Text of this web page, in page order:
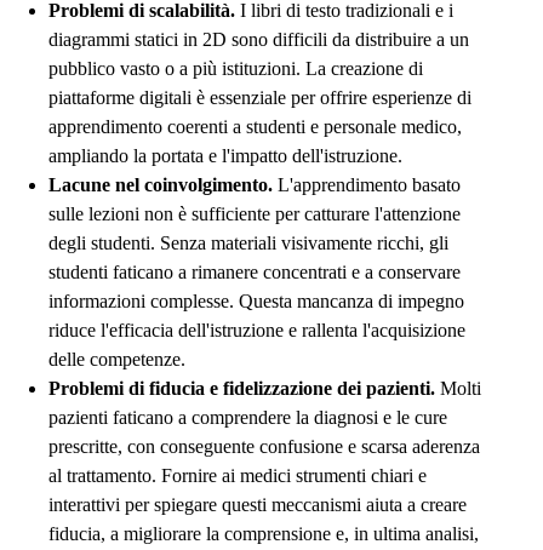
Problemi di scalabilità. I libri di testo tradizionali e i
diagrammi statici in 2D sono difficili da distribuire a un
pubblico vasto o a più istituzioni. La creazione di
piattaforme digitali è essenziale per offrire esperienze di
apprendimento coerenti a studenti e personale medico,
ampliando la portata e l'impatto dell'istruzione.
Lacune nel coinvolgimento. L'apprendimento basato
sulle lezioni non è sufficiente per catturare l'attenzione
degli studenti. Senza materiali visivamente ricchi, gli
studenti faticano a rimanere concentrati e a conservare
informazioni complesse. Questa mancanza di impegno
riduce l'efficacia dell'istruzione e rallenta l'acquisizione
delle competenze.
Problemi di fiducia e fidelizzazione dei pazienti. Molti
pazienti faticano a comprendere la diagnosi e le cure
prescritte, con conseguente confusione e scarsa aderenza
al trattamento. Fornire ai medici strumenti chiari e
interattivi per spiegare questi meccanismi aiuta a creare
fiducia, a migliorare la comprensione e, in ultima analisi,